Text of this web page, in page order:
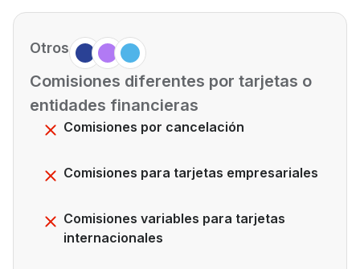
Otros
Comisiones diferentes por tarjetas o
entidades financieras
Comisiones por cancelación
Comisiones para tarjetas empresariales
Comisiones variables para tarjetas
internacionales